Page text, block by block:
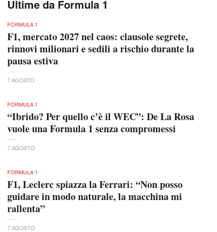
Ultime da Formula 1
FORMULA 1
F1, mercato 2027 nel caos: clausole segrete,
rinnovi milionari e sedili a rischio durante la
pausa estiva
7 AGOSTO
FORMULA 1
“Ibrido? Per quello c’è il WEC”: De La Rosa
vuole una Formula 1 senza compromessi
7 AGOSTO
FORMULA 1
F1, Leclerc spiazza la Ferrari: “Non posso
guidare in modo naturale, la macchina mi
rallenta”
7 AGOSTO